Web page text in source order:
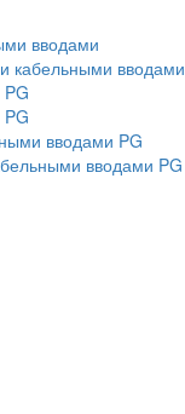
вводами
кабельными вводами
вводами PG
вводами PG